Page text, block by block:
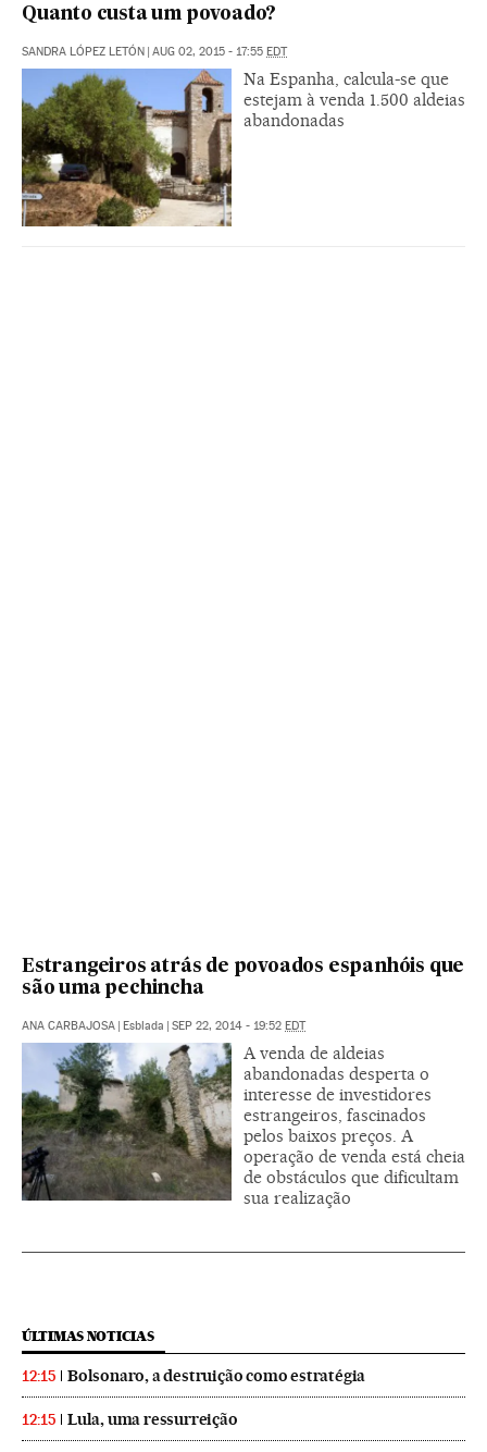
Quanto custa um povoado?
SANDRA LÓPEZ LETÓN AUG 02, 2015 - 17:55 EDT
Na Espanha, calcula-se que
estejam à venda 1.500 aldeias
abandonadas
Estrangeiros atrás de povoados espanhóis que
são uma pechincha
ANA CARBAJOSA Esblada SEP 22, 2014 - 19:52 EDT
A venda de aldeias
abandonadas desperta o
interesse de investidores
estrangeiros, fascinados
pelos baixos preços. A
operação de venda está cheia
de obstáculos que dificultam
sua realização
ÚLTIMAS NOTICIAS
12:15 Bolsonaro, a destruição como estratégia
12:15 Lula, uma ressurreição